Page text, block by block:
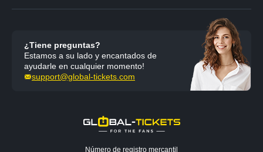
¿Tiene preguntas?
Estamos a su lado y encantados de
ayudarle en cualquier momento!
support@global-tickets.com
Número de registro mercantil